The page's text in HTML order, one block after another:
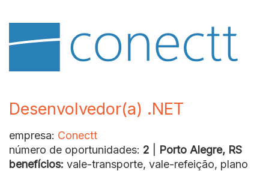
Desenvolvedor(a) .NET
empresa: Conectt
número de oportunidades: 2
Porto Alegre, RS
benefícios: vale-transporte, vale-refeição, plano